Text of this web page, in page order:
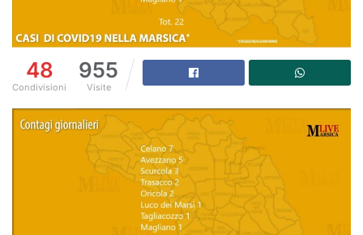
48
Condivisioni
955
Visite